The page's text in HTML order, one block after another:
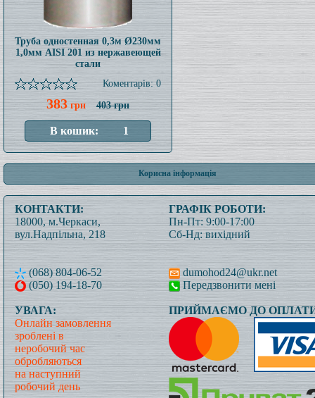
Труба одностенная 0,3м Ø230мм
1,0мм AISI 201 из нержавеющей
стали
Коментарів: 0
383 грн 403 грн
Корисна інформація
КОНТАКТИ:
18000, м.Черкаси,
вул.Надпільна, 218
(068) 804-06-52
(050) 194-18-70
ГРАФІК РОБОТИ:
Пн-Пт: 9:00-17:00
Сб-Нд: вихідний
dumohod24@ukr.net
Передзвонити мені
УВАГА:
Онлайн замовлення
зроблені в
неробочий час
обробляються
на наступний
робочий день
ПРИЙМАЄМО ДО